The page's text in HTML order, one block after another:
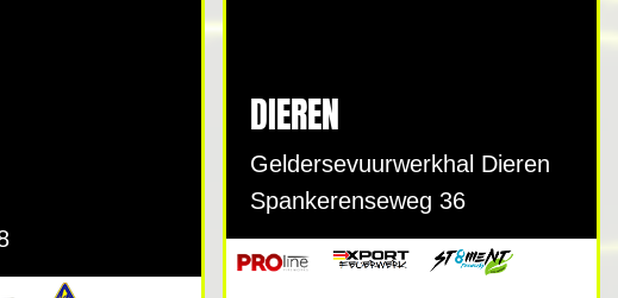
DIEREN
Geldersevuurwerkhal Dieren
Spankerenseweg 36